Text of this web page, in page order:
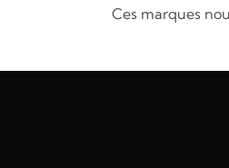
Ces marques